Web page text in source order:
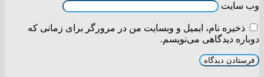
وب‌ سایت
ذخیره نام، ایمیل و وبسایت من در مرورگر برای زمانی که
دوباره دیدگاهی می‌نویسم.